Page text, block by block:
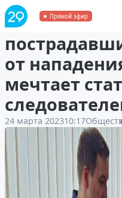
Прямой эфир
Мальчик из
от
мечтает
24 марта 202310:17